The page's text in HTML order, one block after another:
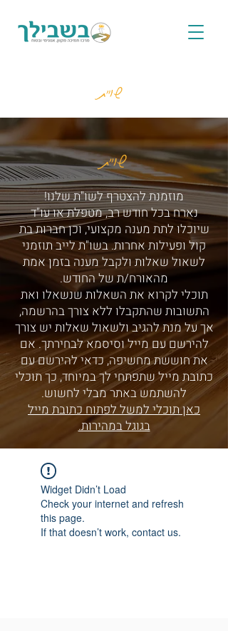
שו"ת
שו"ת
מוזמנת להצטרף לשו"ת שלנו!
נארח בכל חודש רב, מטפלת או עו"ד
שיוכלו לתת מענה מקצועי, וכן חברות בת
קול ופעילות אחרות. בשו"ת לייב תוזמני
לשאול שאלות ולקבל מענה בזמן אמת
מהאורח/ת של החודש.
תוכלי לקרוא את השאלות שנשאלו ואת
התשובות שהתקבלו ללא צורך בהרשמה,
אך על מנת להגיב ולשאול שאלות יש צורך
להירשם עם מייל וסיסמא לבחירתך. אם
את חוששת מחשיפה, כדאי להירשם עם
כתובת מייל שתפתחי לך במיוחד, כך תוכלי
להשתמש באתר מבלי לחשוש.
כאן תוכלי למשל לפתוח כתובת מייל
בגוגל במהירות.
Widget Didn’t Load
Check your internet and refresh
this page.
If that doesn’t work, contact us.